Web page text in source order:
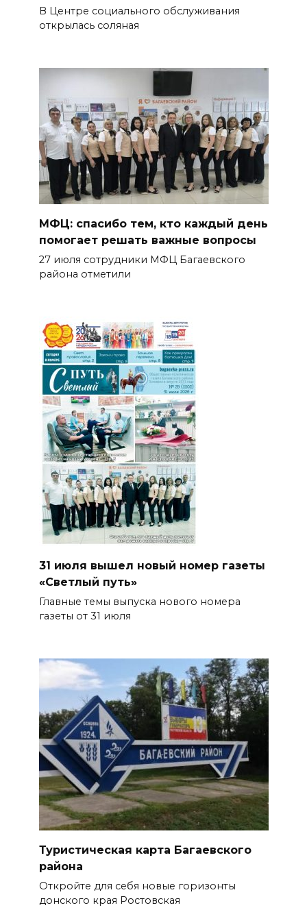
В Центре социального обслуживания
открылась соляная
МФЦ: спасибо тем, кто каждый день
помогает решать важные вопросы
27 июля сотрудники МФЦ Багаевского
района отметили
31 июля вышел новый номер газеты
«Светлый путь»
Главные темы выпуска нового номера
газеты от 31 июля
Туристическая карта Багаевского
района
Откройте для себя новые горизонты
донского края Ростовская